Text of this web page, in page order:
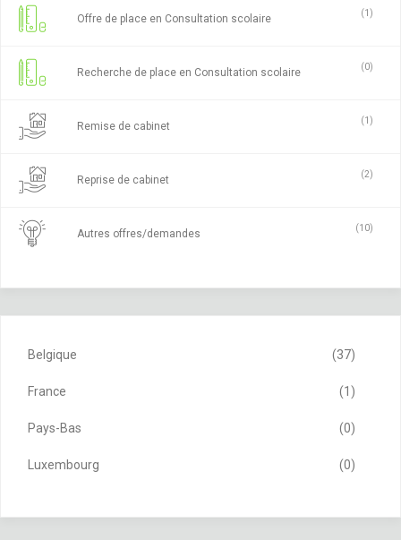
Offre de place en Consultation scolaire (1)
Recherche de place en Consultation scolaire (0)
Remise de cabinet (1)
Reprise de cabinet (2)
Autres offres/demandes (10)
Belgique (37)
France (1)
Pays-Bas (0)
Luxembourg (0)